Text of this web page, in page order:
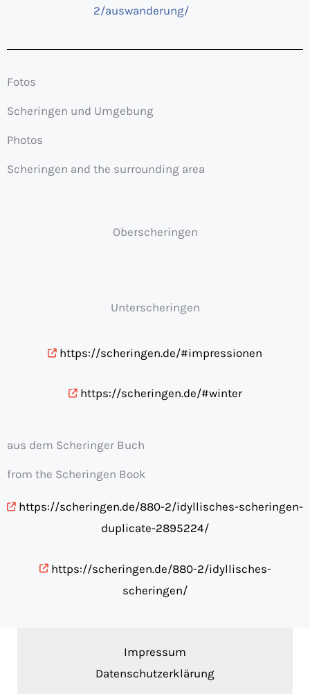
2/auswanderung/
Fotos
Scheringen und Umgebung
Photos
Scheringen and the surrounding area
Oberscheringen
Unterscheringen
https://scheringen.de/#impressionen
https://scheringen.de/#winter
aus dem Scheringer Buch
from the Scheringen Book
https://scheringen.de/880-2/idyllisches-scheringen-
duplicate-2895224/
https://scheringen.de/880-2/idyllisches-
scheringen/
Impressum
Datenschutzerklärung